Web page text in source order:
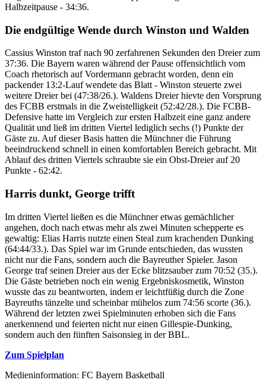
Halbzeitpause - 34:36.
Die endgültige Wende durch Winston und Walden
Cassius Winston traf nach 90 zerfahrenen Sekunden den Dreier zum
37:36. Die Bayern waren während der Pause offensichtlich vom
Coach rhetorisch auf Vordermann gebracht worden, denn ein
packender 13:2-Lauf wendete das Blatt - Winston steuerte zwei
weitere Dreier bei (47:38/26.). Waldens Dreier hievte den Vorsprung
des FCBB erstmals in die Zweistelligkeit (52:42/28.). Die FCBB-
Defensive hatte im Vergleich zur ersten Halbzeit eine ganz andere
Qualität und ließ im dritten Viertel lediglich sechs (!) Punkte der
Gäste zu. Auf dieser Basis hatten die Münchner die Führung
beeindruckend schnell in einen komfortablen Bereich gebracht. Mit
Ablauf des dritten Viertels schraubte sie ein Obst-Dreier auf 20
Punkte - 62:42.
Harris dunkt, George trifft
Im dritten Viertel ließen es die Münchner etwas gemächlicher
angehen, doch nach etwas mehr als zwei Minuten schepperte es
gewaltig: Elias Harris nutzte einen Steal zum krachenden Dunking
(64:44/33.). Das Spiel war im Grunde entschieden, das wussten
nicht nur die Fans, sondern auch die Bayreuther Spieler. Jason
George traf seinen Dreier aus der Ecke blitzsauber zum 70:52 (35.).
Die Gäste betrieben noch ein wenig Ergebniskosmetik, Winston
wusste das zu beantworten, indem er leichtfüßig durch die Zone
Bayreuths tänzelte und scheinbar mühelos zum 74:56 scorte (36.).
Während der letzten zwei Spielminuten erhoben sich die Fans
anerkennend und feierten nicht nur einen Gillespie-Dunking,
sondern auch den fünften Saisonsieg in der BBL.
Zum Spielplan
Medieninformation: FC Bayern Basketball